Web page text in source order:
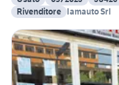
Rivenditore Iamauto Srl